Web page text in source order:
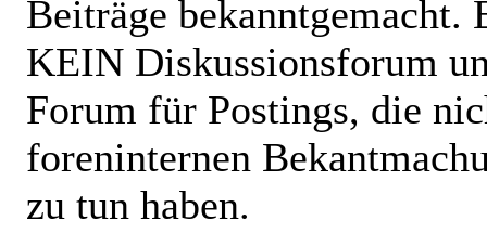
Beiträge bekanntgemacht.
KEIN Diskussionsforum
Forum für Postings, die
foreninternen
zu tun haben.